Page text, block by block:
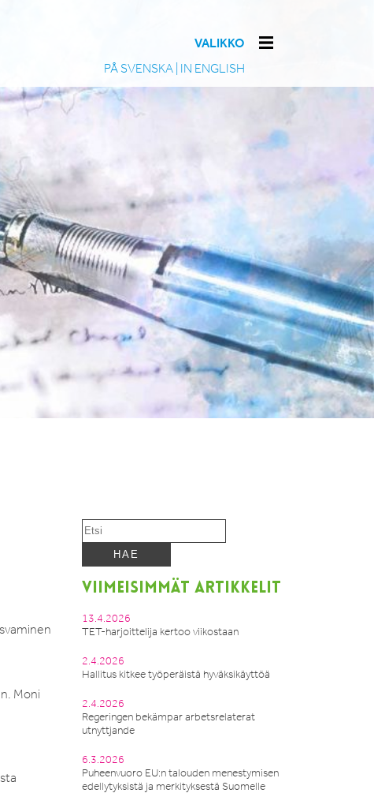
PÅ SVENSKA IN ENGLISH
VALIKKO
Moni
VIIMEISIMMÄT ARTIKKELIT
13.4.2026
TET-harjoittelija kertoo viikostaan
2.4.2026
Hallitus kitkee työperäistä hyväksikäyttöä
2.4.2026
Regeringen bekämpar arbetsrelaterat
utnyttjande
6.3.2026
Puheenvuoro EU:n talouden menestymisen
edellytyksistä ja merkityksestä Suomelle